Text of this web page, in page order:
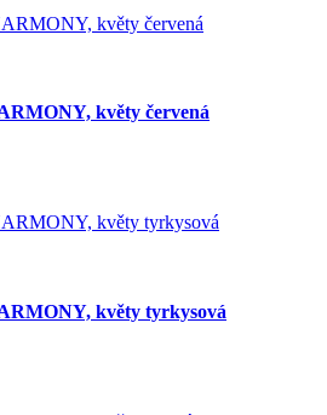
květy červená
květy tyrkysová